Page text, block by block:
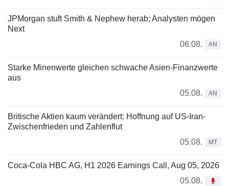
JPMorgan stuft Smith & Nephew herab; Analysten mögen
Next
06.08.
AN
Starke Minenwerte gleichen schwache Asien-Finanzwerte
aus
05.08.
AN
Britische Aktien kaum verändert: Hoffnung auf US-Iran-
Zwischenfrieden und Zahlenflut
05.08.
MT
Coca-Cola HBC AG, H1 2026 Earnings Call, Aug 05, 2026
05.08.